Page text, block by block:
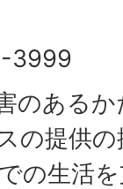
3999
のある
の提供
の生活